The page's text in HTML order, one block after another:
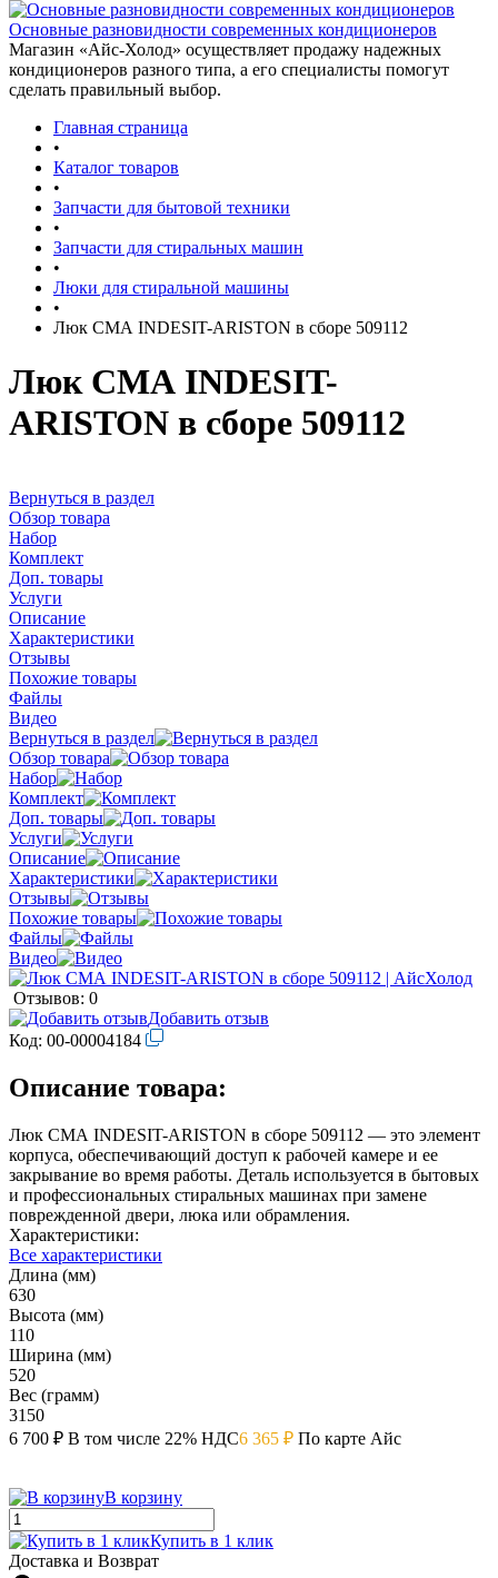
Основные разновидности современных кондиционеров
Магазин «Айс-Холод» осуществляет продажу надежных
кондиционеров разного типа, а его специалисты помогут
сделать правильный выбор.
Главная страница
•
Каталог товаров
•
Запчасти для бытовой техники
•
Запчасти для стиральных машин
•
Люки для стиральной машины
•
Люк СМА INDESIT-ARISTON в сборе 509112
Люк СМА INDESIT-
ARISTON в сборе 509112
Вернуться в раздел
Обзор товара
Набор
Комплект
Доп. товары
Услуги
Описание
Характеристики
Отзывы
Похожие товары
Файлы
Видео
Вернуться в раздел
Обзор товара
Набор
Комплект
Доп. товары
Услуги
Описание
Характеристики
Отзывы
Похожие товары
Файлы
Видео
Отзывов: 0
Добавить отзыв
Код: 00-00004184
Описание товара:
Люк СМА INDESIT-ARISTON в сборе 509112 — это элемент
корпуса, обеспечивающий доступ к рабочей камере и ее
закрывание во время работы. Деталь используется в бытовых
и профессиональных стиральных машинах при замене
поврежденной двери, люка или обрамления.
Характеристики:
Все характеристики
Длина (мм)
630
Высота (мм)
110
Ширина (мм)
520
Вес (грамм)
3150
6 700 ₽ В том числе 22% НДС6 365 ₽ По карте Айс
В корзину
Купить в 1 клик
Доставка и Возврат